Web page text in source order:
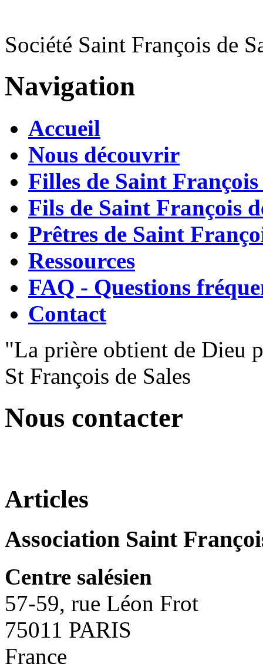
Société Saint François de
Navigation
Accueil
Nous découvrir
Filles de Saint François
Fils de Saint François
Prêtres de Saint
Ressources
FAQ - Questions
Contact
"La prière obtient de Dieu
St François de Sales
Nous contacter
Articles
Association Saint
Centre salésien
57-59, rue Léon Frot
75011 PARIS
France